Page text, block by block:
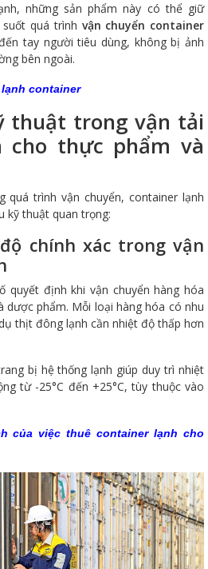
những sản phẩm này có thể giữ
quá trình vận chuyển container
tay người tiêu dùng, không bị ảnh
bên ngoài.
container
thuật trong vận tải
cho thực phẩm và
trình vận chuyển, container lạnh
kỹ thuật quan trọng:
chính xác trong vận
quyết định khi vận chuyển hàng hóa
dược phẩm. Mỗi loại hàng hóa có nhu
thịt đông lạnh cần nhiệt độ thấp hơn
bị hệ thống lạnh giúp duy trì nhiệt
từ -25°C đến +25°C, tùy thuộc vào
của việc thuê container lạnh cho